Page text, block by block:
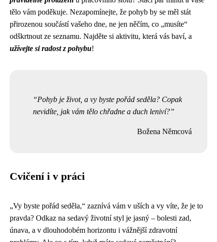
tělo vám poděkuje. Nezapomínejte, že pohyb by se měl stát
přirozenou součástí vašeho dne, ne jen něčím, co „musíte“
odškrtnout ze seznamu. Najděte si aktivitu, která vás baví, a
užívejte si radost z pohybu!
Pohyb je život, a vy byste pořád seděla? Copak
nevidíte, jak vám tělo chřadne a duch leniví?
Božena Němcová
Cvičení i v práci
„Vy byste pořád seděla,“ zaznívá vám v uších a vy víte, že je to
pravda? Odkaz na sedavý životní styl je jasný – bolesti zad,
únava, a v dlouhodobém horizontu i vážnější zdravotní